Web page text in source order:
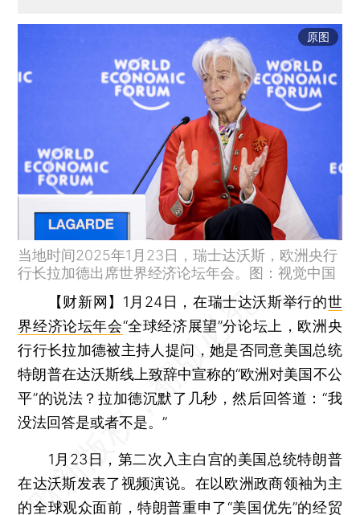
原图
当地时间2025年1月23日，瑞士达沃斯，欧洲央行
行长拉加德出席世界经济论坛年会。图：视觉中国
【财新网】 1月24日，在瑞士达沃斯举行的世
界经济论坛年会“全球经济展望”分论坛上，欧洲央
行行长拉加德被主持人提问，她是否同意美国总统
特朗普在达沃斯线上致辞中宣称的“欧洲对美国不公
平”的说法？拉加德沉默了几秒，然后回答道：“我
没法回答是或者不是。”
1月23日，第二次入主白宫的美国总统特朗普
在达沃斯发表了视频演说。在以欧洲政商领袖为主
的全球观众面前，特朗普重申了“美国优先”的经贸